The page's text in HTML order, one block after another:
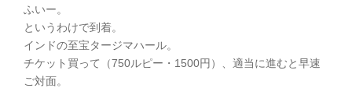
ふいー。
というわけで到着。
インドの至宝タージマハール。
チケット買って（750ルピー・1500円）、適当に進むと早速
ご対面。